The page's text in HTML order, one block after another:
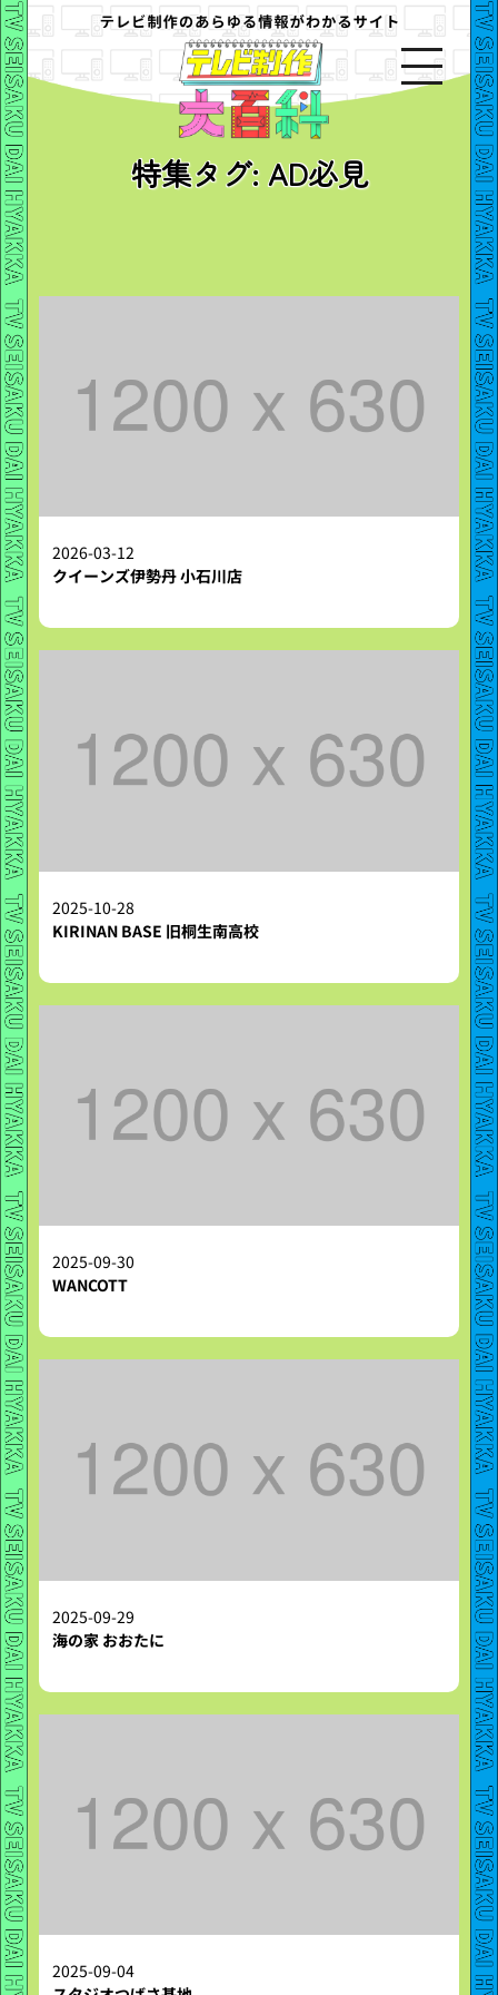
特集タグ:AD必見
2026-03-12
クイーンズ伊勢丹 小石川店
2025-10-28
KIRINAN BASE 旧桐生南高校
2025-09-30
WANCOTT
2025-09-29
海の家 おおたに
2025-09-04